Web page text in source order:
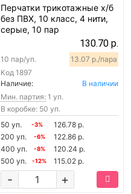
Перчатки трикотажные х/б
без ПВХ, 10 класс, 4 нити,
серые, 10 пар
130.70 р.
Код 1897
10 пар/уп. 13.07 р./пара
Наличие:
В наличии
Мин. партия: 1 уп.
В коробке: 50 уп.
50 уп.
-3%
126.78 р.
200 уп.
-6%
122.86 р.
400 уп.
-8%
120.24 р.
500 уп.
-12% 115.02 р.
+
-